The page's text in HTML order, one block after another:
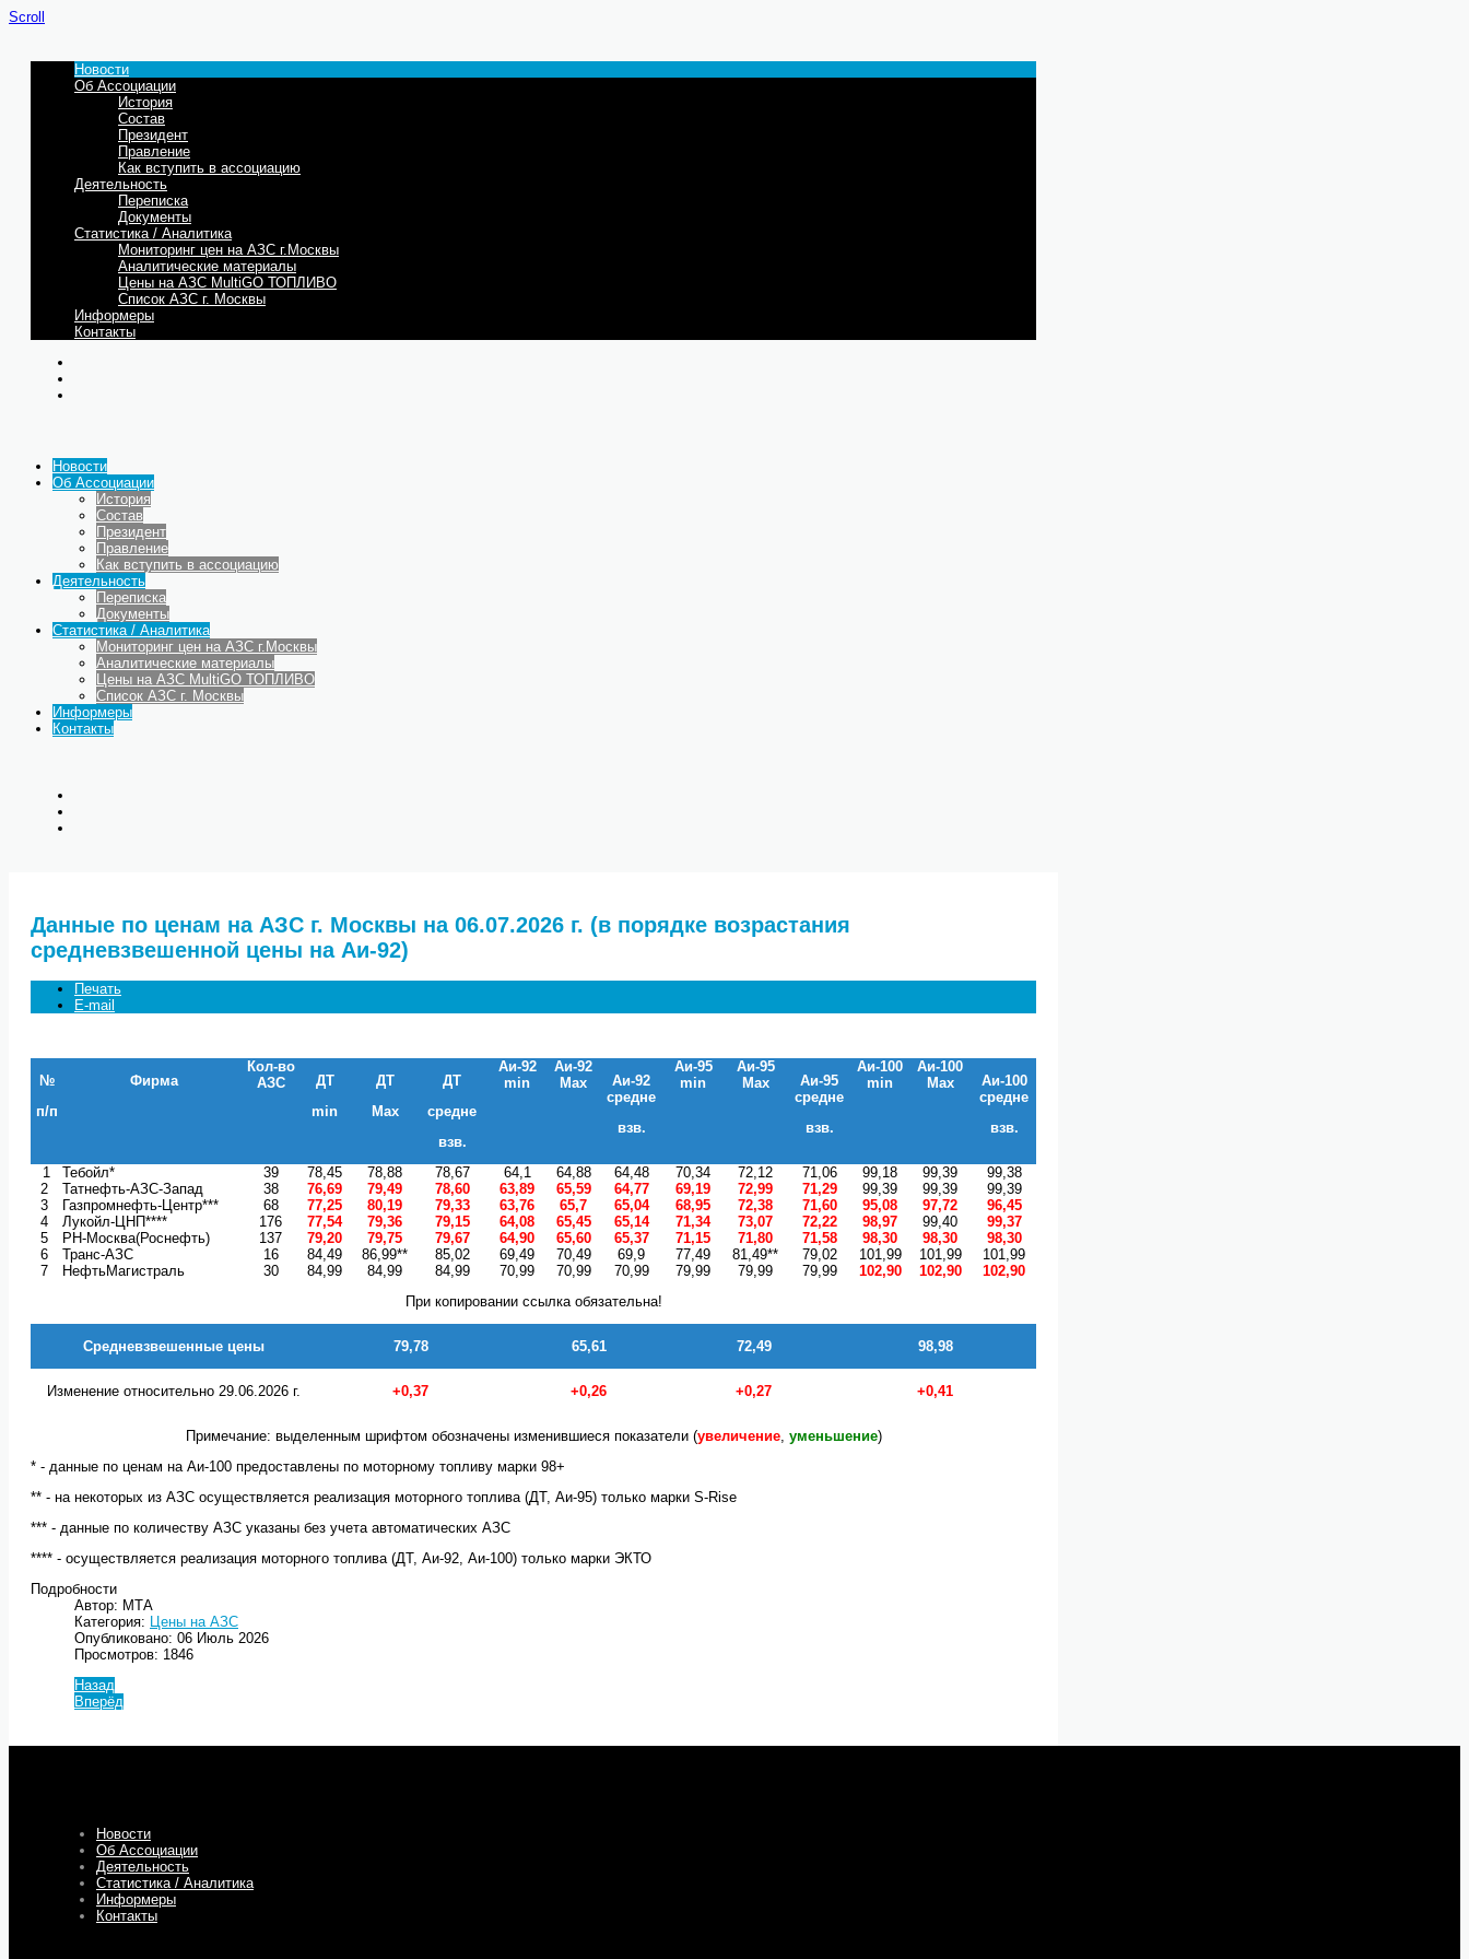
Scroll
Новости
Об Ассоциации
История
Состав
Президент
Правление
Как вступить в ассоциацию
Деятельность
Переписка
Документы
Статистика / Аналитика
Мониторинг цен на АЗС г.Москвы
Аналитические материалы
Цены на АЗС MultiGO ТОПЛИВО
Список АЗС г. Москвы
Информеры
Контакты
Новости
Об Ассоциации
История
Состав
Президент
Правление
Как вступить в ассоциацию
Деятельность
Переписка
Документы
Статистика / Аналитика
Мониторинг цен на АЗС г.Москвы
Аналитические материалы
Цены на АЗС MultiGO ТОПЛИВО
Список АЗС г. Москвы
Информеры
Контакты
Данные по ценам на АЗС г. Москвы на 06.07.2026 г. (в порядке возрастания
средневзвешенной цены на Аи-92)
Печать
E-mail
№
п/п
Фирма
Кол-во
АЗС
ДТ
min
ДТ
Max
ДТ
средне
взв.
Аи-92
min
Аи-92
Max
Аи-92
средне
взв.
Аи-95
min
Аи-95
Max
Аи-95
средне
взв.
Аи-100
min
Аи-100
Max
Аи-100
средне
взв.
1 Тебойл* 39 78,45 78,88 78,67 64,1 64,88 64,48 70,34 72,12 71,06 99,18 99,39
99,38
2
Татнефть-АЗС-Запад 38 76,69 79,49 78,60 63,89 65,59 64,77 69,19 72,99 71,29 99,39 99,39
99,39
3
Газпромнефть-Центр*** 68 77,25 80,19 79,33 63,76 65,7 65,04 68,95 72,38 71,60 95,08 97,72
96,45
4
Лукойл-ЦНП**** 176 77,54 79,36 79,15 64,08 65,45 65,14 71,34 73,07 72,22 98,97 99,40
99,37
5
РН-Москва(Роснефть) 137 79,20 79,75 79,67 64,90 65,60 65,37 71,15 71,80 71,58 98,30 98,30
98,30
6
Транс-АЗС 16 84,49 86,99** 85,02 69,49 70,49 69,9 77,49 81,49** 79,02 101,99 101,99
101,99
7
НефтьМагистраль 30 84,99 84,99 84,99 70,99 70,99 70,99 79,99 79,99 79,99 102,90 102,90
102,90
При копировании ссылка обязательна!
Средневзвешенные цены 79,78 65,61 72,49 98,98
Изменение относительно 29.06.2026 г. +0,37 +0,26 +0,27 +0,41
Примечание: выделенным шрифтом обозначены изменившиеся показатели (увеличение, уменьшение)
* - данные по ценам на Аи-100 предоставлены по моторному топливу марки 98+
** - на некоторых из АЗС осуществляется реализация моторного топлива (ДТ, Аи-95) только марки S-Rise
*** - данные по количеству АЗС указаны без учета автоматических АЗС
**** - осуществляется реализация моторного топлива (ДТ, Аи-92, Аи-100) только марки ЭКТО
Подробности
Автор: МТА
Категория:
Цены на АЗС
Опубликовано: 06 Июль 2026
Просмотров: 1846
Назад
Вперёд
Новости
Об Ассоциации
Деятельность
Статистика / Аналитика
Информеры
Контакты